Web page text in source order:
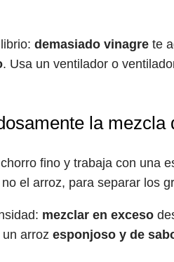
demasiado vinagre te
. Usa un ventilador o
la mezcla
fino y trabaja con una
el arroz, para separar los
mezclar en exceso
arroz esponjoso y de